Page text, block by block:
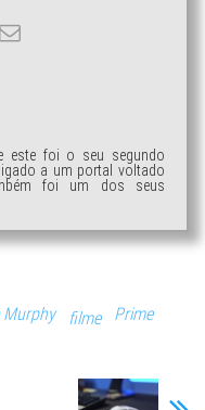
este foi o seu segundo
a um portal voltado
foi um dos seus
Murphy filme
Prime